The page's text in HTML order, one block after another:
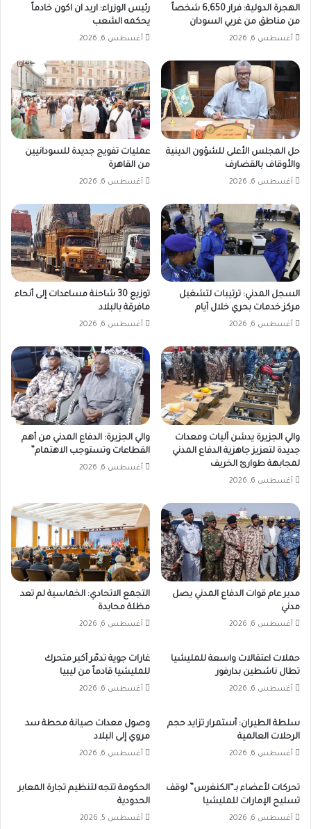
الهجرة الدولية: فرار 6,650 شخصاً
من مناطق من غربي السودان
أغسطس 6, 2026
رئيس الوزراء: اريد ان اكون خادماً
يحكمه الشعب
أغسطس 6, 2026
حل المجلس الأعلى للشؤون الدينية
والأوقاف بالقضارف
أغسطس 6, 2026
عمليات تفويج جديدة للسودانيين
من القاهرة
أغسطس 6, 2026
السجل المدني: ترتيبات لتشغيل
مركز خدمات بحري خلال أيام
أغسطس 6, 2026
توزيع 30 شاحنة مساعدات إلى أنحاء
مافرقة بالبلاد
أغسطس 6, 2026
والي الجزيرة يدشن آليات ومعدات
جديدة لتعزيز جاهزية الدفاع المدني
لمجابهة طوارئ الخريف
أغسطس 6, 2026
والي الجزيرة: الدفاع المدني من أهم
القطاعات وتستوجب الاهتمام”
أغسطس 6, 2026
مدير عام قوات الدفاع المدني يصل
مدني
أغسطس 6, 2026
التجمع الاتحادي: الخماسية لم تعد
مظلة محايدة
أغسطس 6, 2026
حملات اعتقالات واسعة للمليشيا
تطال ناشطين بدارفور
أغسطس 6, 2026
غارات جوية تدمّر أكبر متحرك
للمليشيا قادماً من ليبيا
أغسطس 6, 2026
سلطة الطيران: أستمرار تزايد حجم
الرحلات العالمية
أغسطس 6, 2026
وصول معدات صيانة محطة سد
مروي إلى البلاد
أغسطس 6, 2026
تحركات لأعضاء بـ“الكنغرس” لوقف
تسليح الإمارات للمليشيا
أغسطس 6, 2026
الحكومة تتجه لتنظيم تجارة المعابر
الحدودية
أغسطس 5, 2026